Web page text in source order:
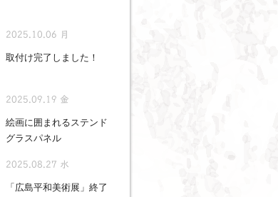
2025.10.06 月
取付け完了しました！
2025.09.19 金
絵画に囲まれるステンド
グラスパネル
2025.08.27 水
「広島平和美術展」終了